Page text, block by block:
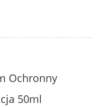
Ochronny
50ml